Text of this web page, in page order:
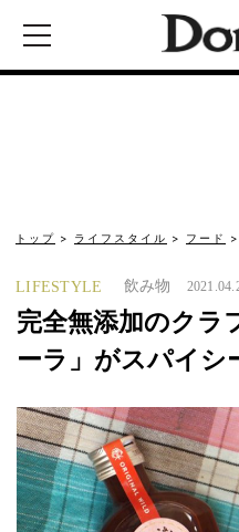
トップ ライフスタイル フード
LIFESTYLE 飲み物
完全無添加のクラ
ーラ」がスパイシ